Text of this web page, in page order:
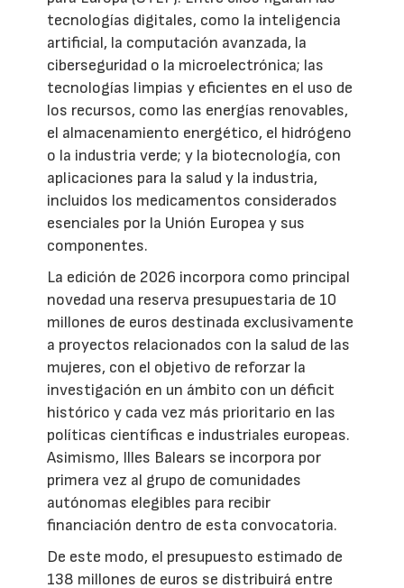
tecnologías digitales, como la inteligencia
artificial, la computación avanzada, la
ciberseguridad o la microelectrónica; las
tecnologías limpias y eficientes en el uso de
los recursos, como las energías renovables,
el almacenamiento energético, el hidrógeno
o la industria verde; y la biotecnología, con
aplicaciones para la salud y la industria,
incluidos los medicamentos considerados
esenciales por la Unión Europea y sus
componentes.
La edición de 2026 incorpora como principal
novedad una reserva presupuestaria de 10
millones de euros destinada exclusivamente
a proyectos relacionados con la salud de las
mujeres, con el objetivo de reforzar la
investigación en un ámbito con un déficit
histórico y cada vez más prioritario en las
políticas científicas e industriales europeas.
Asimismo, Illes Balears se incorpora por
primera vez al grupo de comunidades
autónomas elegibles para recibir
financiación dentro de esta convocatoria.
De este modo, el presupuesto estimado de
138 millones de euros se distribuirá entre